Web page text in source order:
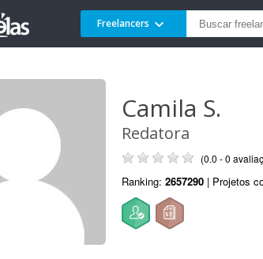
Freelancers
Camila S.
Redatora
(0.0 - 0
Ranking: 2657290 | Projetos